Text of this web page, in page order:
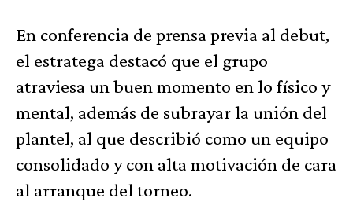
En conferencia de prensa previa al debut,
el estratega destacó que el grupo
atraviesa un buen momento en lo físico y
mental, además de subrayar la unión del
plantel, al que describió como un equipo
consolidado y con alta motivación de cara
al arranque del torneo.